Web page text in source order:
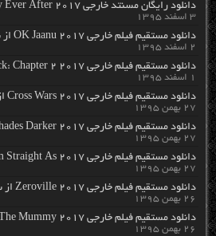
دانلود رایگان مسنتد خارجی Britney Ever After 2017 با لینک مستقیم
۳ اسفند ۱۳۹۵
دانلود مستقیم فیلم خارجی OK Jaanu 2017 از سرور سایت
۲ اسفند ۱۳۹۵
دانلود مستقیم فیلم خارجی John Wick: Chapter 2 2017 از سرور سایت
۱ اسفند ۱۳۹۵
دانلود مستقیم فیلم خارجی Cross Wars 2017 از سرور سایت
۲۷ بهمن ۱۳۹۵
دانلود مستقیم فیلم خارجی Fifty Shades Darker 2017 از سرور سایت
۲۷ بهمن ۱۳۹۵
دانلود مستقیم فیلم خارجی From Straight As 2017 از سرور سایت
۲۷ بهمن ۱۳۹۵
دانلود مستقیم فیلم خارجی Zeroville 2017 از سرور سایت
۲۶ بهمن ۱۳۹۵
دانلود مستقیم فیلم خارجی The Mummy 2017 از سرور سایت
۲۶ بهمن ۱۳۹۵